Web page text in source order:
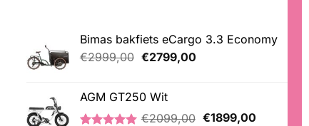
Bimas bakfiets eCargo 3.3 Economy
€2999,00 Oorspronkelijke
€2999,00.
€2799,00Huidige
AGM GT250 Wit
€2099,00 Oorspronkelijke
€1899,00Huidige